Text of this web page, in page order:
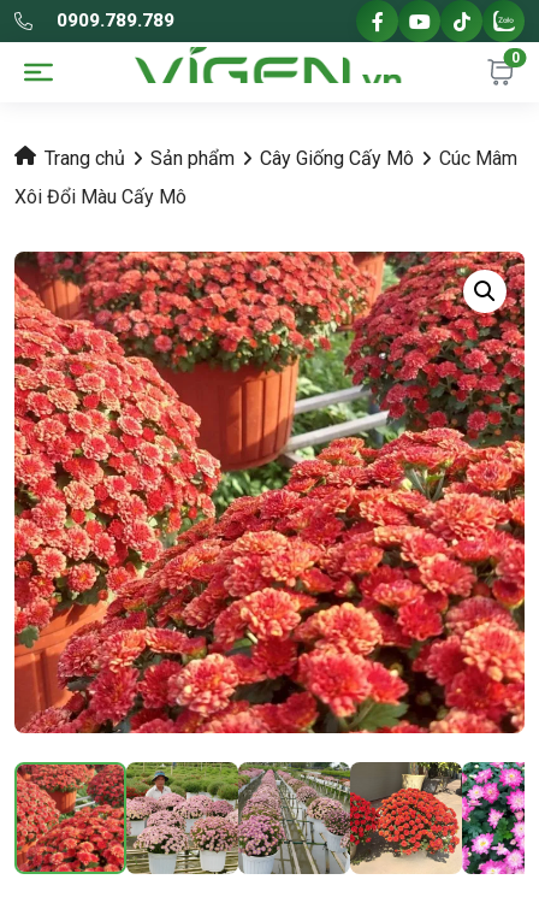
0909.789.789
0
Trang chủ Sản phẩm Cây Giống Cấy Mô
Cúc Mâm
Xôi Đổi Màu Cấy Mô